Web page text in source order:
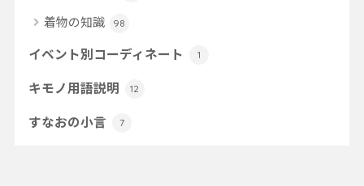
着物の知識 98
イベント別コーディネート 1
キモノ用語説明 12
すなおの小言 7